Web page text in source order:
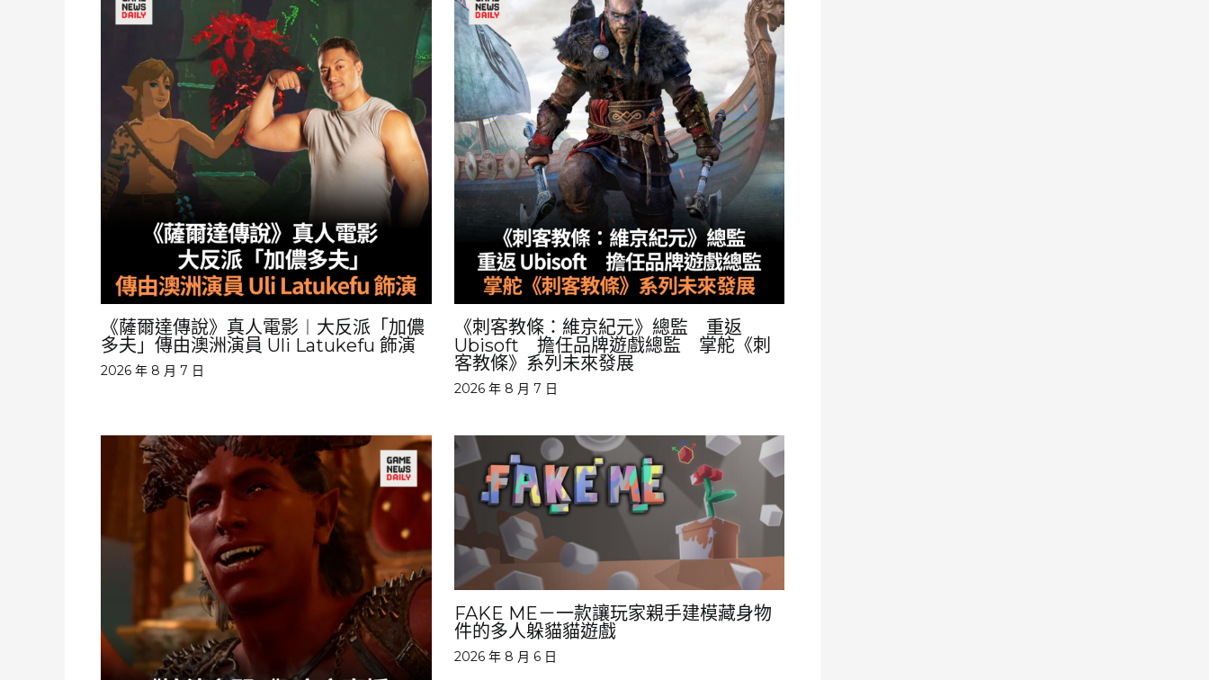
《薩爾達傳說》真人電影︱大反派「加儂
多夫」傳由澳洲演員 Uli Latukefu 飾演
2026 年 8 月 7 日
《刺客教條：維京紀元》總監 重返
Ubisoft 擔任品牌遊戲總監 掌舵《刺
客教條》系列未來發展
2026 年 8 月 7 日
FAKE ME－一款讓玩家親手建模藏身物
件的多人躲貓貓遊戲
2026 年 8 月 6 日